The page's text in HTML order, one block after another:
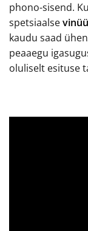
phono-sisend.
spetsiaalse
kaudu saad
peaaegu
oluliselt esituse